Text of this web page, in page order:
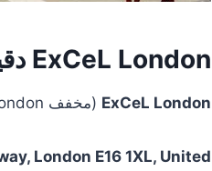
ExCeL London دقیقاً کجاست و چرا مهم است؟
ExCeL London (مخفف Exhibition Centre London) در آدرس رسمی زیر قرار دارد:
London E16 1XL, United